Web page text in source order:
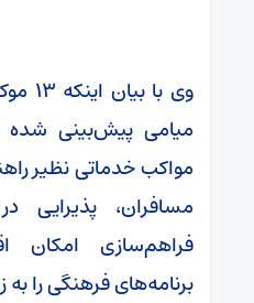
وی
میامی پیش‌بینی شده
مواکب خدماتی نظیر
مسافران، پذیرایی
فراهم‌سازی امکان
برنامه‌های فرهنگی را به